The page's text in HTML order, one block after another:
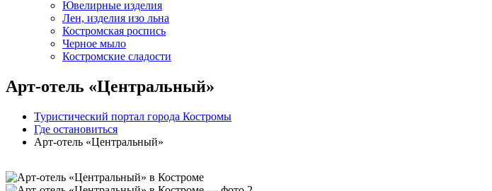
Ювелирные изделия
Лен, изделия изо льна
Костромская роспись
Черное мыло
Костромские сладости
Арт-отель «Центральный»
Туристический портал города Костромы
Где остановиться
Арт-отель «Центральный»